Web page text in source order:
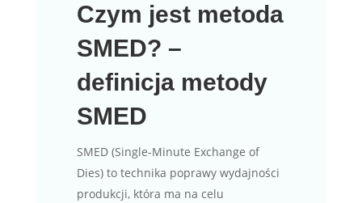
Czym jest metoda
SMED? –
definicja metody
SMED
SMED (Single-Minute Exchange of
Dies) to technika poprawy wydajności
produkcji, która ma na celu